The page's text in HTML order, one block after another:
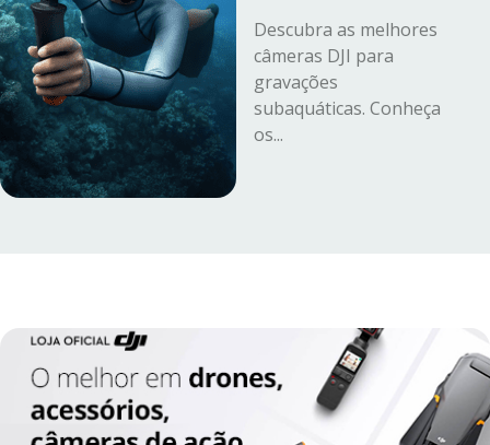
Descubra as melhores
câmeras DJI para
gravações
subaquáticas. Conheça
os...